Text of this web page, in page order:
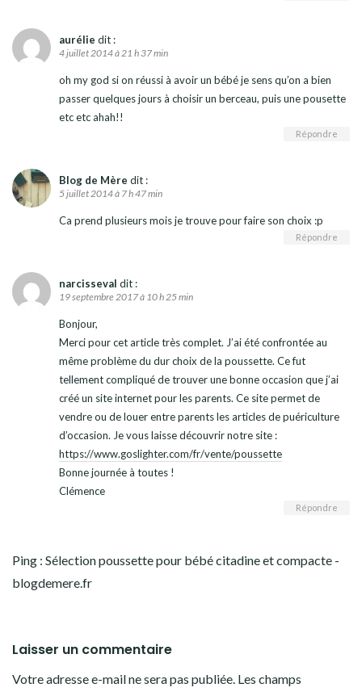
aurélie dit :
4 juillet 2014 à 21 h 37 min
oh my god si on réussi à avoir un bébé je sens qu’on a bien
passer quelques jours à choisir un berceau, puis une pousette
etc etc ahah!!
Répondre
Blog de Mère dit :
5 juillet 2014 à 7 h 47 min
Ca prend plusieurs mois je trouve pour faire son choix :p
Répondre
narcisseval dit :
19 septembre 2017 à 10 h 25 min
Bonjour,
Merci pour cet article très complet. J’ai été confrontée au
même problème du dur choix de la poussette. Ce fut
tellement compliqué de trouver une bonne occasion que j’ai
créé un site internet pour les parents. Ce site permet de
vendre ou de louer entre parents les articles de puériculture
d’occasion. Je vous laisse découvrir notre site :
https://www.goslighter.com/fr/vente/poussette
Bonne journée à toutes !
Clémence
Répondre
Ping : Sélection poussette pour bébé citadine et compacte -
blogdemere.fr
Laisser un commentaire
Votre adresse e-mail ne sera pas publiée. Les champs